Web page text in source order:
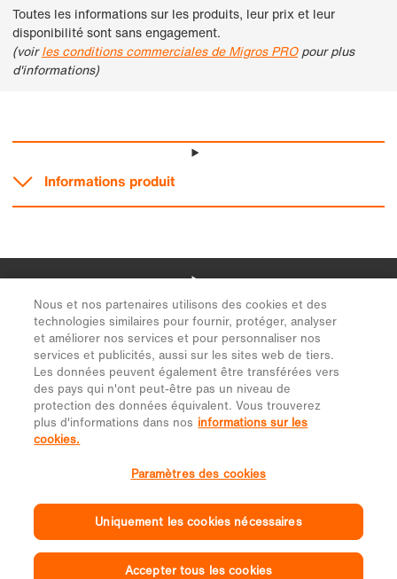
Nous et nos partenaires utilisons des cookies et des
technologies similaires pour fournir, protéger, analyser
et améliorer nos services et pour personnaliser nos
services et publicités, aussi sur les sites web de tiers.
Les données peuvent également être transférées vers
des pays qui n'ont peut-être pas un niveau de
protection des données équivalent. Vous trouverez
plus d'informations dans nos informations sur les
cookies.
Paramètres des cookies
Uniquement les cookies nécessaires
Accepter tous les cookies